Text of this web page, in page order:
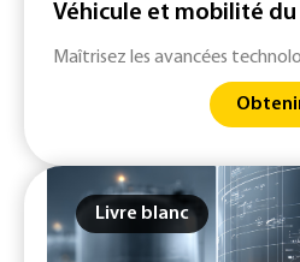
Véhicule et mobilité
Maîtrisez les avancées
Livre blanc